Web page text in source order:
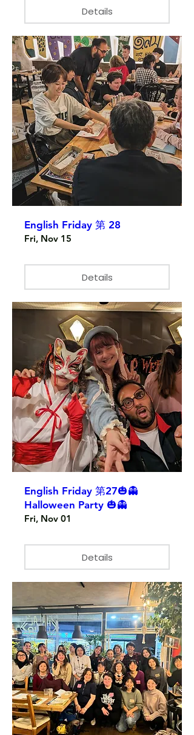
Details
English Friday 第 28
Fri, Nov 15
Details
English Friday 第27🎃👻
Halloween Party 🎃👻
Fri, Nov 01
Details